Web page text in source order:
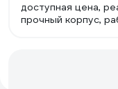
доступная цена,
прочный корпус,